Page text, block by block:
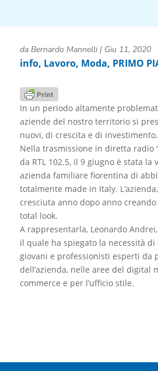
da Bernardo Mannelli| Giu 11, 2020
info, Lavoro, Moda, PRIMO
In un periodo altamente
aziende del nostro territorio si
nuovi, di crescita e di investimento.
Nella trasmissione in diretta radio
da RTL 102.5, il 9 giugno è stata la
azienda familiare fiorentina di
totalmente made in Italy.
cresciuta anno dopo anno
total look.
A rappresentarla, Leonardo
il quale ha spiegato la necessità
giovani e professionisti esperti da
dell’azienda, nelle aree del digital
commerce e per l’ufficio stile.